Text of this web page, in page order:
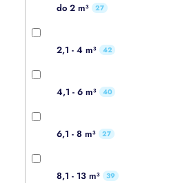
do 2 m³ 27
2,1 - 4 m³ 42
4,1 - 6 m³ 40
6,1 - 8 m³ 27
8,1 - 13 m³ 39